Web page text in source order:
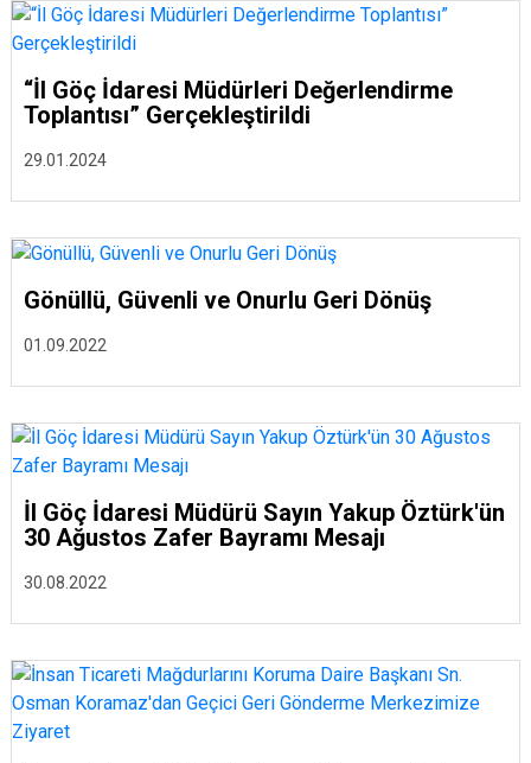
29.01.2024
“İl Göç İdaresi Müdürleri Değerlendirme
Toplantısı” Gerçekleştirildi
01.09.2022
Gönüllü, Güvenli ve Onurlu Geri Dönüş
30.08.2022
İl Göç İdaresi Müdürü Sayın Yakup Öztürk'ün
30 Ağustos Zafer Bayramı Mesajı